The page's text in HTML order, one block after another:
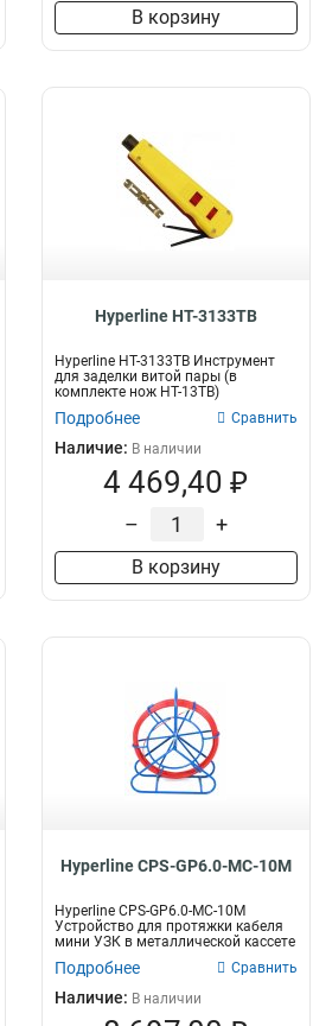
В корзину
Hyperline HT-3133TB
Hyperline HT-3133TB Инструмент
для заделки витой пары (в
комплекте нож HT-13TB)
Подробнее Сравнить
Наличие: В наличии
4 469,40 ₽
– +
В корзину
Hyperline CPS-GP6.0-МС-10M
Hyperline CPS-GP6.0-МС-10M
Устройство для протяжки кабеля
мини УЗК в металлической кассете
Подробнее Сравнить
Наличие: В наличии